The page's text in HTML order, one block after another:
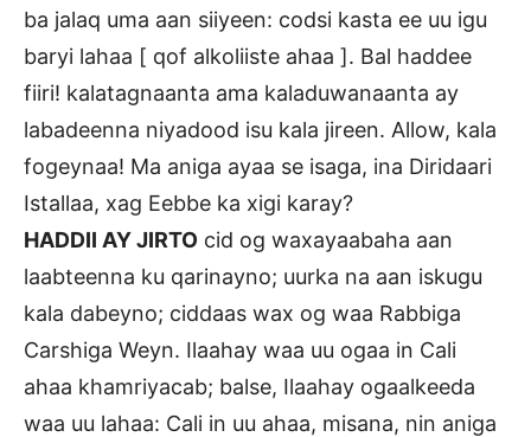
ba jalaq uma aan siiyeen: codsi kasta ee uu igu
baryi lahaa [ qof alkoliiste ahaa ]. Bal haddee
fiiri! kalatagnaanta ama kaladuwanaanta ay
labadeenna niyadood isu kala jireen. Allow, kala
fogeynaa! Ma aniga ayaa se isaga, ina Diridaari
Istallaa, xag Eebbe ka xigi karay?
HADDII AY JIRTO cid og waxayaabaha aan
laabteenna ku qarinayno; uurka na aan iskugu
kala dabeyno; ciddaas wax og waa Rabbiga
Carshiga Weyn. Ilaahay waa uu ogaa in Cali
ahaa khamriyacab; balse, Ilaahay ogaalkeeda
waa uu lahaa: Cali in uu ahaa, misana, nin aniga